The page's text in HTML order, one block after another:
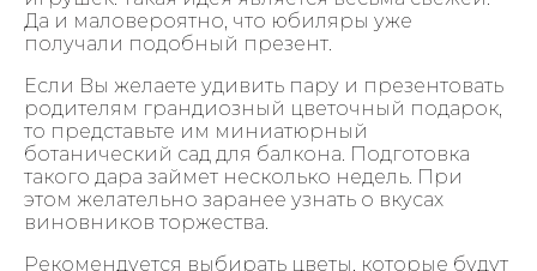
Да и маловероятно, что юбиляры уже
получали подобный презент.
Если Вы желаете удивить пару и презентовать
родителям грандиозный цветочный подарок,
то представьте им миниатюрный
ботанический сад для балкона. Подготовка
такого дара займет несколько недель. При
этом желательно заранее узнать о вкусах
виновников торжества.
Рекомендуется выбирать цветы, которые будут